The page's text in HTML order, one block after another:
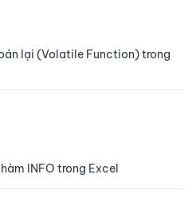
lại (Volatile Function) trong
INFO trong Excel